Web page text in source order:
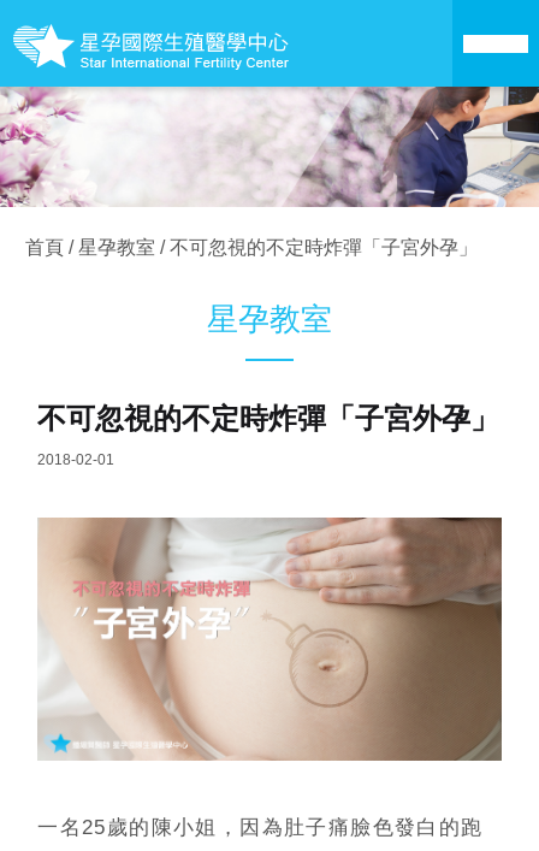
關於星孕
醫療技術
愛心捐卵
星孕教室
首頁 / 星孕教室 / 不可忽視的不定時炸彈「子宮外孕」
星孕教室
不可忽視的不定時炸彈「子宮外孕」
2018-02-01
一名 25 歲的陳小姐，因為肚子痛臉色發白的跑